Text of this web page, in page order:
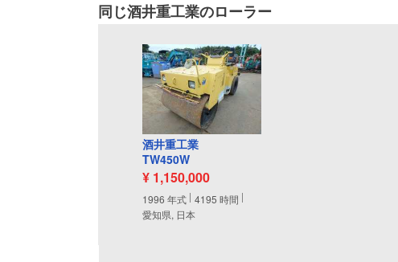
同じ酒井重工業のローラー
酒井重工業
TW450W
¥ 1,150,000
1996 年式 4195 時間
愛知県, 日本